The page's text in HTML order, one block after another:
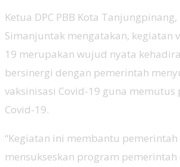
Ketua DPC PBB Kota Tanjungpinang,
Simanjuntak mengatakan, kegiatan
19 merupakan wujud nyata
bersinergi dengan pemerintah
vaksinisasi Covid-19 guna memutus
Covid-19.
“Kegiatan ini membantu
mensukseskan program